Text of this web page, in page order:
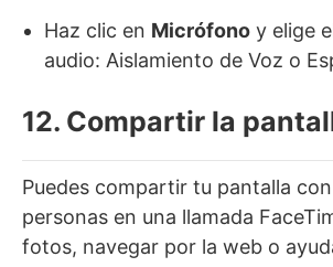
Haz clic en Micrófono y elige
audio: Aislamiento de Voz o
12. Compartir la
Puedes compartir tu pantalla
personas en una llamada
fotos, navegar por la web o